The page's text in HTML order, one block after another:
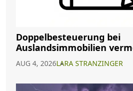
Doppelbesteuerung bei
Auslandsimmobilien
AUG 4, 2026LARA STRANZINGER